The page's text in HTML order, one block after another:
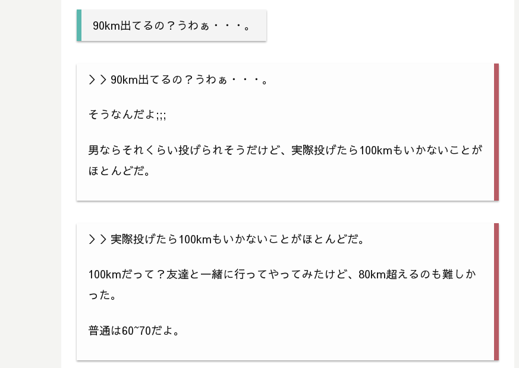
90km出てるの？うわぁ・・・。
＞＞90km出てるの？うわぁ・・・。
そうなんだよ;;;
男ならそれくらい投げられそうだけど、実際投げたら100kmもいかないことが
ほとんどだ。
＞＞実際投げたら100kmもいかないことがほとんどだ。
100kmだって？友達と一緒に行ってやってみたけど、80km超えるのも難しか
った。
普通は60~70だよ。